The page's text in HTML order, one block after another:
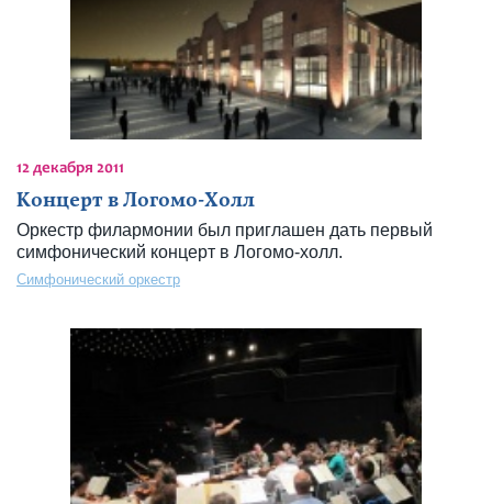
12 декабря 2011
Концерт в Логомо-Холл
Оркестр филармонии был приглашен дать первый
симфонический концерт в Логомо-холл.
Симфонический оркестр